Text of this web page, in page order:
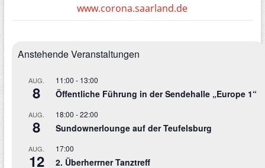
www.corona.saarland.de
Anstehende Veranstaltungen
AUG.
8
11:00 - 13:00
Öffentliche Führung in der Sendehalle „Europe 1“
AUG.
8
18:00 -22:00
Sundownerlounge auf der Teufelsburg
AUG.
12
17:00
2. Überherrner Tanztreff